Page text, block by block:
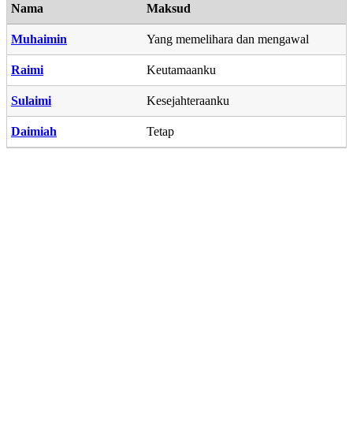
Nama Maksud
Muhaimin Yang memelihara dan mengawal
Raimi Keutamaanku
Sulaimi Kesejahteraanku
Daimiah Tetap